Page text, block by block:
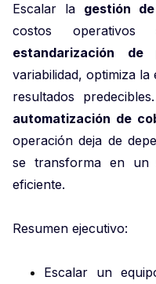
Escalar la gestión
costos
estandarización de
variabilidad, optimiza
resultados
automatización de
operación deja de
se transforma en un
eficiente.
Resumen ejecutivo:
Escalar un